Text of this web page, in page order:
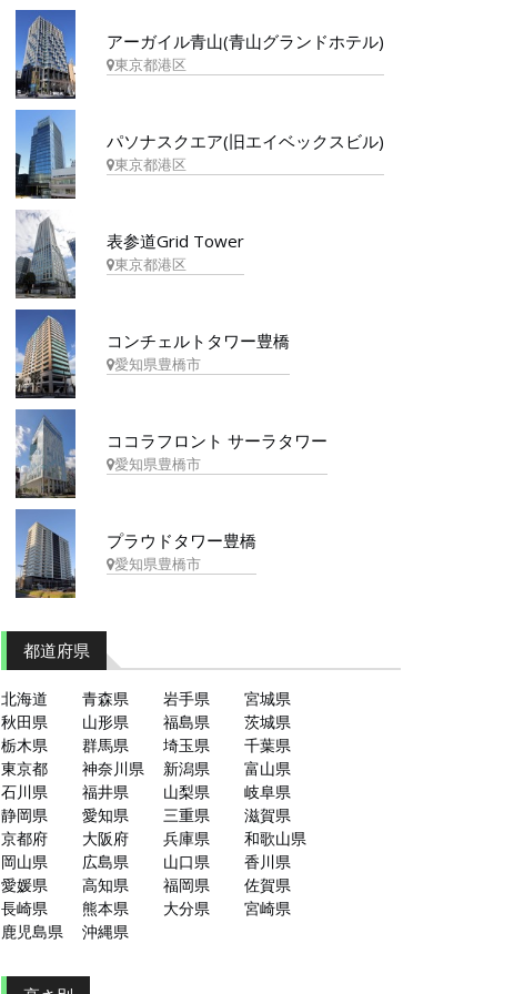
アーガイル青山(青山グランドホテル)
東京都港区
パソナスクエア(旧エイベックスビル)
東京都港区
表参道Grid Tower
東京都港区
コンチェルトタワー豊橋
愛知県豊橋市
ココラフロント サーラタワー
愛知県豊橋市
プラウドタワー豊橋
愛知県豊橋市
都道府県
北海道 青森県 岩手県
宮城県
秋田県
山形県 福島県
茨城県
栃木県
群馬県 埼玉県
千葉県
東京都
神奈川県 新潟県
富山県
石川県
福井県 山梨県
岐阜県
静岡県
愛知県 三重県
滋賀県
京都府
大阪府 兵庫県
和歌山県
岡山県
広島県 山口県
香川県
愛媛県
高知県 福岡県
佐賀県
長崎県
熊本県 大分県
宮崎県
鹿児島県
沖縄県